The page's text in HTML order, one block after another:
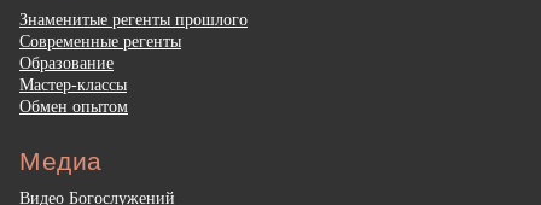
Знаменитые регенты прошлого
Современные регенты
Образование
Мастер-классы
Обмен опытом
Медиа
Видео Богослужений